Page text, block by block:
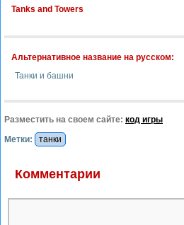
Tanks and Towers
Альтернативное название на русском:
Танки и башни
Разместить на своем сайте: код игры
Метки:
танки
Комментарии